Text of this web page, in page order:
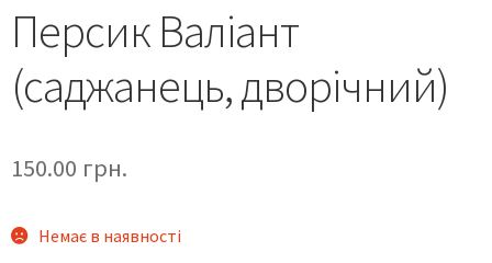
Персик Валіант
(саджанець, дворічний)
150.00 грн.
Немає в наявності